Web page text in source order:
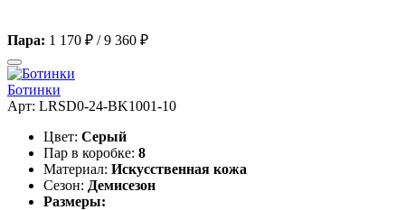
Пара: 1 170 ₽ /9 360 ₽
Ботинки
Арт: LRSD0-24-BK1001-10
Цвет: Серый
Пар в коробке: 8
Материал: Искусственная кожа
Сезон: Демисезон
Размеры: